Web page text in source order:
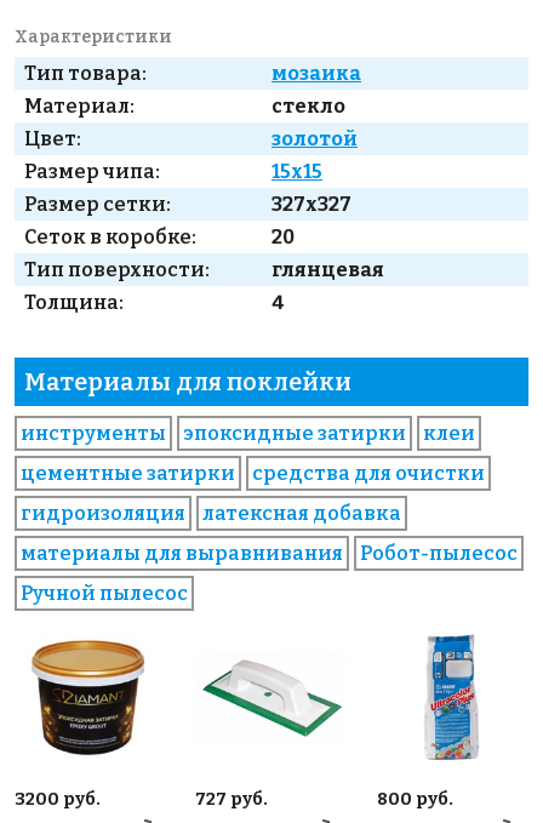
Характеристики
Тип товара:
мозаика
Материал:
стекло
Цвет:
золотой
Размер чипа:
15x15
Размер сетки:
327x327
Сеток в коробке:
20
Тип поверхности:
глянцевая
Толщина:
4
Материалы для поклейки
инструменты эпоксидные затирки
клеи
цементные затирки
средства для очистки
гидроизоляция
латексная добавка
материалы для выравнивания
Робот-пылесос
Ручной пылесос
3200 руб.
727 руб.
800 руб.